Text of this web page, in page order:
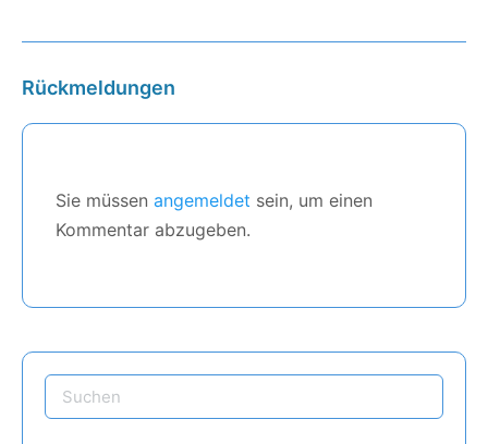
Rückmeldungen
Sie müssen angemeldet sein, um einen
Kommentar abzugeben.